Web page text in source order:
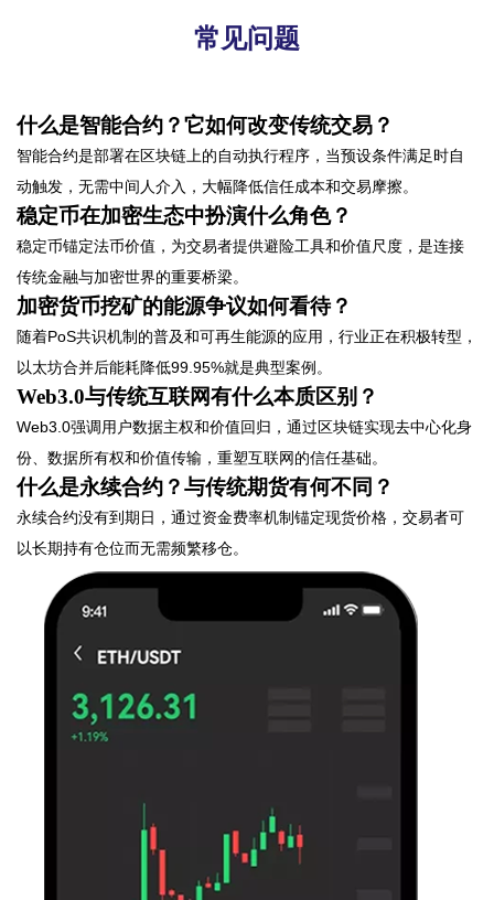
常见问题
什么是智能合约？它如何改变传统交易？
智能合约是部署在区块链上的自动执行程序，当预设条件满足时自
动触发，无需中间人介入，大幅降低信任成本和交易摩擦。
稳定币在加密生态中扮演什么角色？
稳定币锚定法币价值，为交易者提供避险工具和价值尺度，是连接
传统金融与加密世界的重要桥梁。
加密货币挖矿的能源争议如何看待？
随着PoS共识机制的普及和可再生能源的应用，行业正在积极转型，
以太坊合并后能耗降低99.95%就是典型案例。
Web3.0与传统互联网有什么本质区别？
Web3.0强调用户数据主权和价值回归，通过区块链实现去中心化身
份、数据所有权和价值传输，重塑互联网的信任基础。
什么是永续合约？与传统期货有何不同？
永续合约没有到期日，通过资金费率机制锚定现货价格，交易者可
以长期持有仓位而无需频繁移仓。